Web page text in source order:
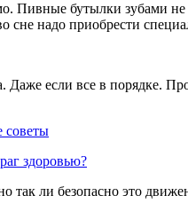
Пивные бутылки зубами
сне надо приобрести
Даже если все в порядке.
советы
здоровью?
так ли безопасно это